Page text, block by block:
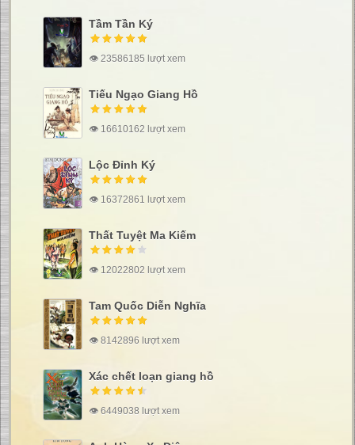
Tầm Tần Ký
👁 23586185 lượt xem
Tiếu Ngạo Giang Hồ
👁 16610162 lượt xem
Lộc Đỉnh Ký
👁 16372861 lượt xem
Thất Tuyệt Ma Kiếm
👁 12022802 lượt xem
Tam Quốc Diễn Nghĩa
👁 8142896 lượt xem
Xác chết loạn giang hồ
👁 6449038 lượt xem